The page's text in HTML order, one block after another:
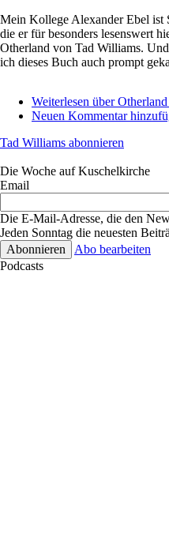
Mein Kollege Alexander Ebel ist
die er für besonders lesenswert
Otherland von Tad Williams.
ich dieses Buch auch prompt
Weiterlesen über
Neuen Kommentar
Tad Williams abonnieren
Die Woche auf Kuschelkirche
Email
Die E-Mail-Adresse, die den
Jeden Sonntag die neuesten
Abo bearbeiten
Podcasts